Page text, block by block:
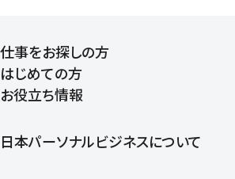
仕事をお探しの方
はじめての方
登録から就業開始までの流れ
お役立ち情報
日本パーソナルビジネスについて